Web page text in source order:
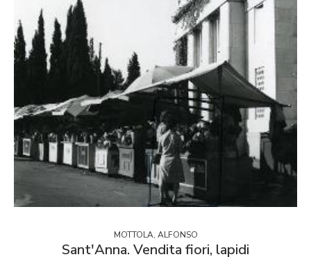
MOTTOLA, ALFONSO
Sant'Anna. Vendita fiori, lapidi